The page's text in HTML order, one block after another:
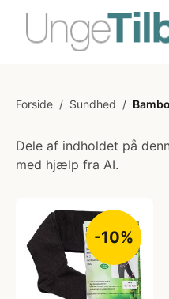
Forside / Sundhed /
Dele af indholdet på
med hjælp fra AI.
-10%